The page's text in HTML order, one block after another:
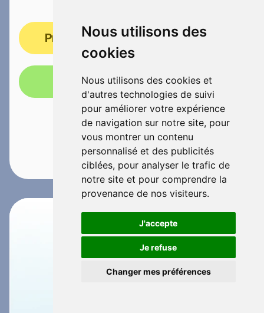
Nous utilisons des
cookies
Nous utilisons des cookies et
d'autres technologies de suivi
pour améliorer votre expérience
de navigation sur notre site, pour
vous montrer un contenu
personnalisé et des publicités
ciblées, pour analyser le trafic de
notre site et pour comprendre la
provenance de nos visiteurs.
J'accepte
Je refuse
Changer mes préférences
Prendre rendez-vous
Appelez-nous!